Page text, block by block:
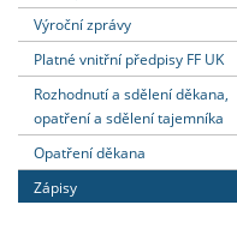
Výroční zprávy
Platné vnitřní předpisy FF UK
Rozhodnutí a sdělení děkana,
opatření a sdělení tajemníka
Opatření děkana
Zápisy